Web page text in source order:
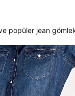
popüler jean